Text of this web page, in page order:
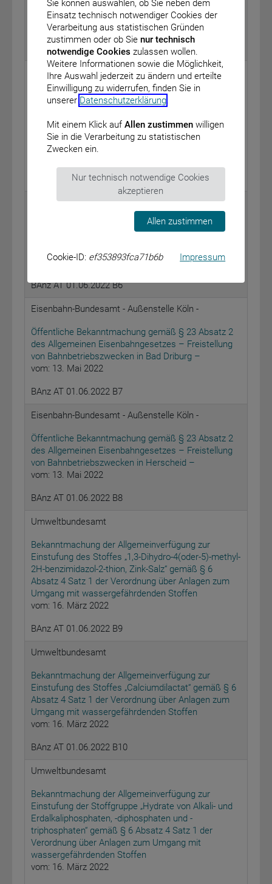
Lenalidomid und Dexamethason)
vom: 21. April 2022
BAnz AT 01.06.2022 B4
Bundesministerium für Gesundheit
Bekanntmachung eines Beschlusses des
Gemeinsamen Bundesausschusses über eine
Änderung der Arzneimittel-Richtlinie: Anlage V
(Medizinprodukte-Liste) – polyvisc®2,0 %; Pe-Ha-
Visco (2,0 %)
vom: 10. Mai 2022
BAnz AT 01.06.2022 B5
Bundesministerium für Digitales und Verkehr
Richtlinie zur Förderung von Umschlaganlagen des
vom: 19. April 2022
BAnz AT 01.06.2022 B6
Eisenbahn-Bundesamt - Außenstelle Köln -
Öffentliche Bekanntmachung gemäß § 23 Absatz 2
des Allgemeinen Eisenbahngesetzes – Freistellung
von Bahnbetriebszwecken in Bad Driburg –
vom: 13. Mai 2022
BAnz AT 01.06.2022 B7
Eisenbahn-Bundesamt - Außenstelle Köln -
Öffentliche Bekanntmachung gemäß § 23 Absatz 2
des Allgemeinen Eisenbahngesetzes – Freistellung
von Bahnbetriebszwecken in Herscheid –
vom: 13. Mai 2022
BAnz AT 01.06.2022 B8
Umweltbundesamt
Bekanntmachung der Allgemeinverfügung zur
Einstufung des Stoffes „1,3-Dihydro-4(oder-5)-methyl-
2H-benzimidazol-2-thion, Zink-Salz“ gemäß § 6
Absatz 4 Satz 1 der Verordnung über Anlagen zum
Umgang mit wassergefährdenden Stoffen
vom: 16. März 2022
BAnz AT 01.06.2022 B9
Umweltbundesamt
Bekanntmachung der Allgemeinverfügung zur
Einstufung des Stoffes „Calciumdilactat“ gemäß § 6
Absatz 4 Satz 1 der Verordnung über Anlagen zum
Umgang mit wassergefährdenden Stoffen
vom: 16. März 2022
BAnz AT 01.06.2022 B10
Umweltbundesamt
Bekanntmachung der Allgemeinverfügung zur
Einstufung der Stoffgruppe „Hydrate von Alkali- und
Erdalkaliphosphaten, -diphosphaten und -
triphosphaten“ gemäß § 6 Absatz 4 Satz 1 der
Verordnung über Anlagen zum Umgang mit
wassergefährdenden Stoffen
vom: 16. März 2022
Sie können auswählen, ob Sie neben dem
Einsatz technisch notwendiger Cookies der
Verarbeitung aus statistischen Gründen
zustimmen oder ob Sie nur technisch
notwendige Cookies zulassen wollen.
Weitere Informationen sowie die Möglichkeit,
Ihre Auswahl jederzeit zu ändern und erteilte
Einwilligung zu widerrufen, finden Sie in
unserer Datenschutzerklärung.
Mit einem Klick auf Allen zustimmenwilligen
Sie in die Verarbeitung zu statistischen
Zwecken ein.
Nur technisch notwendige Cookies
akzeptieren
Allen zustimmen
Cookie-ID: ef353893fca71b6b Impressum